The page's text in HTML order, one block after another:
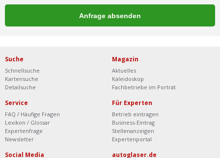
Suche
Schnellsuche
Kartensuche
Detailsuche
Magazin
Aktuelles
Kaleidoskop
Fachbetriebe im Porträt
Service
FAQ / Häufige Fragen
Lexikon / Glossar
Expertenfrage
Newsletter
Für Experten
Betrieb eintragen
Business-Eintrag
Stellenanzeigen
Expertenportal
Social Media autoglaser.de